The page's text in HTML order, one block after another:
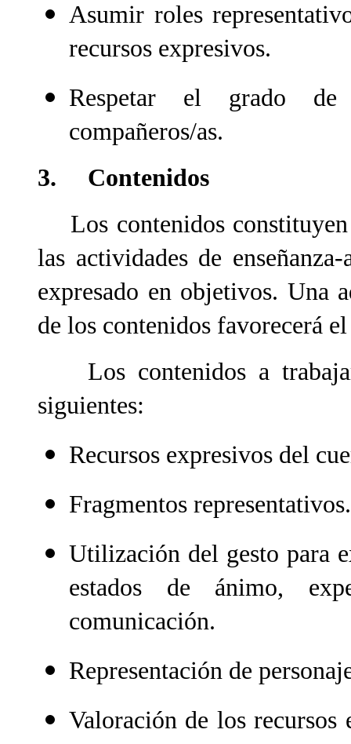
Asumir roles
recursos expresivos.
Respetar el grado de
compañeros/as.
3. Contenidos
Los contenidos constituyen
las actividades de
expresado en objetivos. Una
de los contenidos favorecerá
Los contenidos a trabajar
siguientes:
Recursos expresivos del
Fragmentos representativos.
Utilización del gesto para
estados de ánimo,
comunicación.
Representación de
Valoración de los